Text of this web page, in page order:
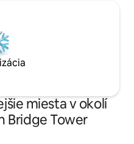
miesta v okolí
Bridge Tower